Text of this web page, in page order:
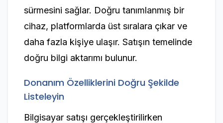
sürmesini sağlar. Doğru tanımlanmış bir
cihaz, platformlarda üst sıralara çıkar ve
daha fazla kişiye ulaşır. Satışın temelinde
doğru bilgi aktarımı bulunur.
Donanım Özelliklerini Doğru Şekilde
Listeleyin
Bilgisayar satışı gerçekleştirilirken